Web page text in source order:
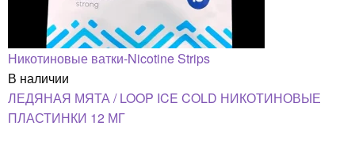
Никотиновые ватки-Nicotine Strips
В наличии
ЛЕДЯНАЯ МЯТА / LOOP ICE COLD НИКОТИНОВЫЕ
ПЛАСТИНКИ 12 МГ